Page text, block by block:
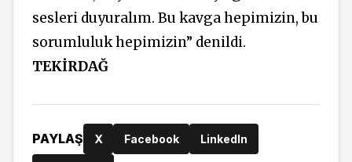
sesleri duyuralım. Bu kavga hepimizin, bu
sorumluluk hepimizin” denildi.
TEKİRDAĞ
PAYLAŞ X Facebook LinkedIn